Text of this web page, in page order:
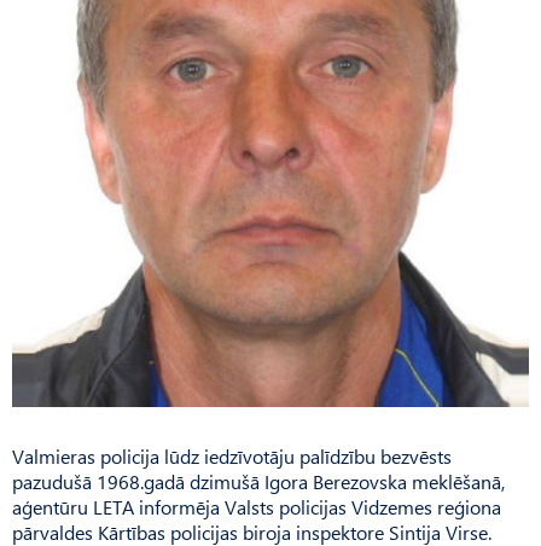
Valmieras policija lūdz iedzīvotāju palīdzību bezvēsts
pazudušā 1968.gadā dzimušā Igora Berezovska meklēšanā,
aģentūru LETA informēja Valsts policijas Vidzemes reģiona
pārvaldes Kārtības policijas biroja inspektore Sintija Virse.